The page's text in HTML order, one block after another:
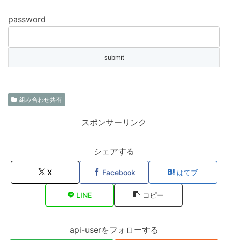
password
組み合わせ共有
スポンサーリンク
シェアする
X Facebook はてブ
LINE コピー
api-userをフォローする